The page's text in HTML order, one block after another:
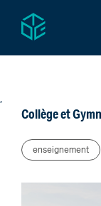
,
Collège et
enseignement